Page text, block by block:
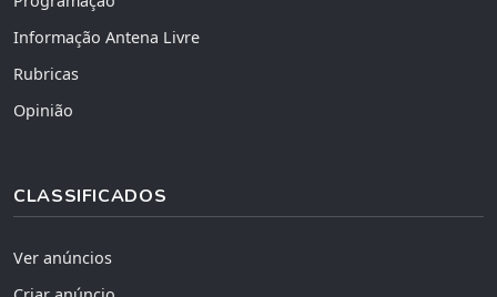
Informação Antena Livre
Rubricas
Opinião
CLASSIFICADOS
Ver anúncios